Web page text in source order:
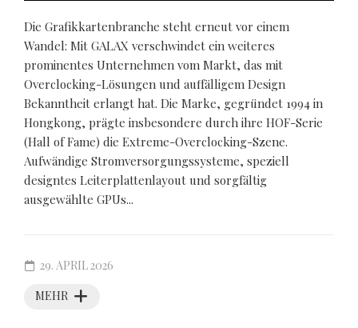
Die Grafikkartenbranche steht erneut vor einem
Wandel: Mit GALAX verschwindet ein weiteres
prominentes Unternehmen vom Markt, das mit
Overclocking-Lösungen und auffälligem Design
Bekanntheit erlangt hat. Die Marke, gegründet 1994 in
Hongkong, prägte insbesondere durch ihre HOF-Serie
(Hall of Fame) die Extreme-Overclocking-Szene.
Aufwändige Stromversorgungssysteme, speziell
designtes Leiterplattenlayout und sorgfältig
ausgewählte GPUs...
MEHR
29. APRIL 2026